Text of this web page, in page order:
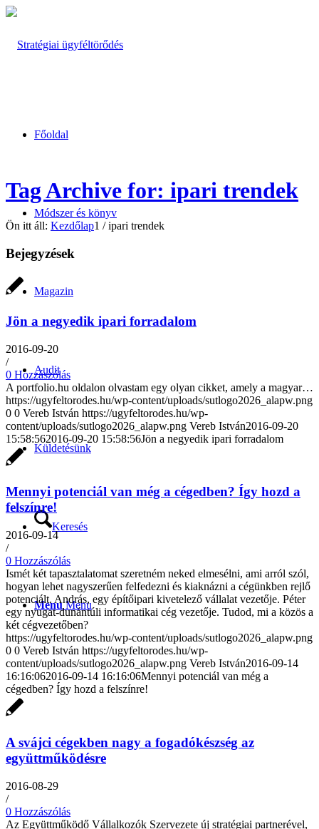
Főoldal
Módszer és könyv
Magazin
Audit
Küldetésünk
Keresés
Menu Menu
Tag Archive for: ipari trendek
Ön itt áll: Kezdőlap1 / ipari trendek
Bejegyzések
Jön a negyedik ipari forradalom
2016-09-20
/
0 Hozzászólás
A portfolio.hu oldalon olvastam egy olyan cikket, amely a magyar…
https://ugyfeltorodes.hu/wp-content/uploads/sutlogo2026_alapw.png
0 0 Vereb István https://ugyfeltorodes.hu/wp-
content/uploads/sutlogo2026_alapw.png Vereb István2016-09-20
15:58:562016-09-20 15:58:56Jön a negyedik ipari forradalom
Mennyi potenciál van még a cégedben? Így hozd a
felszínre!
2016-09-14
/
0 Hozzászólás
Ismét két tapasztalatomat szeretném neked elmesélni, ami arról szól,
hogyan lehet nagyszerűen felfedezni és kiaknázni a cégünkben rejlő
potenciált. András, egy építőipari kivetelező vállalat vezetője. Péter
egy nyugat-dunántúli informatikai cég vezetője. Tudod, mi a közös a
két cégvezetőben?
https://ugyfeltorodes.hu/wp-content/uploads/sutlogo2026_alapw.png
0 0 Vereb István https://ugyfeltorodes.hu/wp-
content/uploads/sutlogo2026_alapw.png Vereb István2016-09-14
16:16:062016-09-14 16:16:06Mennyi potenciál van még a
cégedben? Így hozd a felszínre!
A svájci cégekben nagy a fogadókészség az
együttműködésre
2016-08-29
/
0 Hozzászólás
Az Együttműködő Vállalkozók Szervezete új stratégiai partnerével,